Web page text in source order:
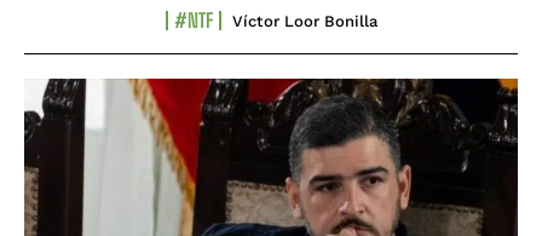
#NTF Víctor Loor Bonilla